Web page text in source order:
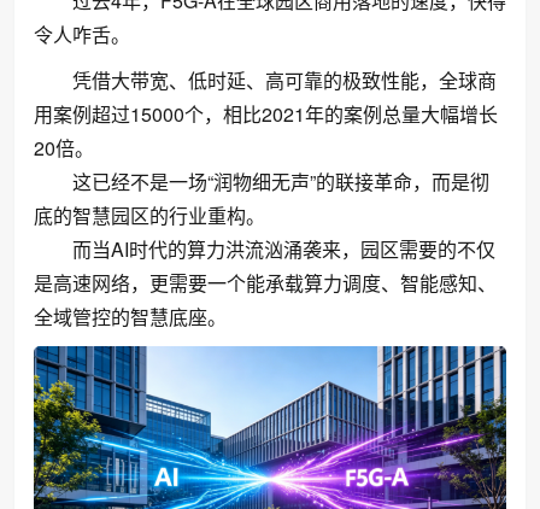
令人咋舌。
凭借大带宽、低时延、高可靠的极致性能，全球商
用案例超过15000个，相比2021年的案例总量大幅增长
20倍。
这已经不是一场“润物细无声”的联接革命，而是彻
底的智慧园区的行业重构。
而当AI时代的算力洪流汹涌袭来，园区需要的不仅
是高速网络，更需要一个能承载算力调度、智能感知、
全域管控的智慧底座。